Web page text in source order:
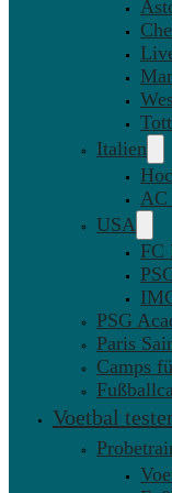
Italien
USA
FC
PSG
Paris
Camps
Voetbal